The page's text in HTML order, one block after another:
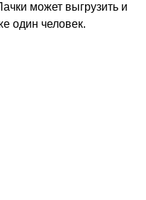
может выгрузить и
один человек.